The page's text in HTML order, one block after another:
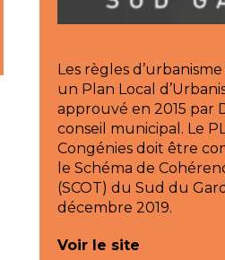
Les règles
un Plan Local
approuvé en 2015 par
conseil municipal. Le
Congénies doit être
le Schéma de
(SCOT) du Sud du
décembre 2019.
Voir le site